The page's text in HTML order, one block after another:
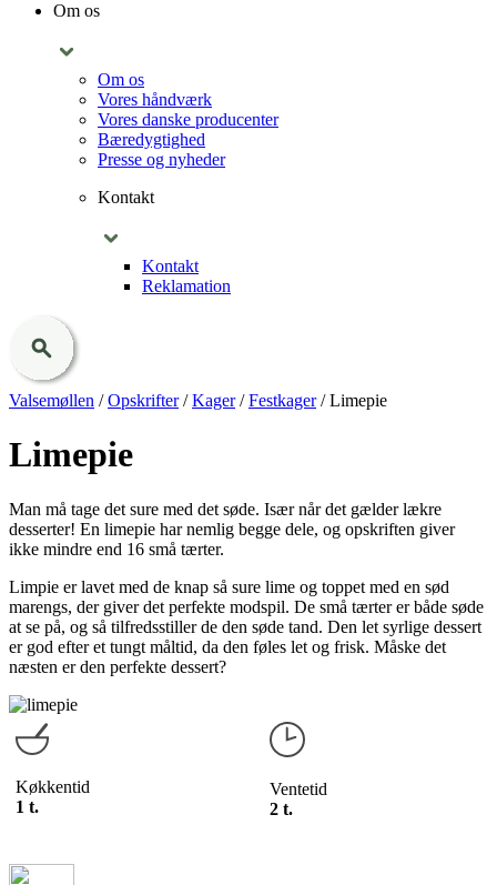
Om os
Om os
Vores håndværk
Vores danske producenter
Bæredygtighed
Presse og nyheder
Kontakt
Kontakt
Reklamation
Valsemøllen /Opskrifter/Kager/Festkager/Limepie
Limepie
Man må tage det sure med det søde. Især når det gælder lækre
desserter! En limepie har nemlig begge dele, og opskriften giver
ikke mindre end 16 små tærter.
Limpie er lavet med de knap så sure lime og toppet med en sød
marengs, der giver det perfekte modspil. De små tærter er både søde
at se på, og så tilfredsstiller de den søde tand. Den let syrlige dessert
er god efter et tungt måltid, da den føles let og frisk. Måske det
næsten er den perfekte dessert?
Køkkentid
1 t.
Ventetid
2 t.